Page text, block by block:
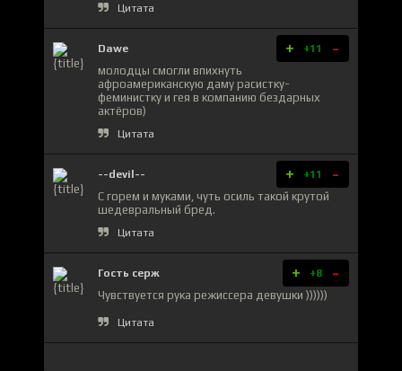
Цитата
Dawe + +11 -
молодцы смогли впихнуть
афроамериканскую даму расистку-
феминистку и гея в компанию бездарных
актёров)
Цитата
--devil-- + +11 -
С горем и муками, чуть осиль такой крутой
шедевральный бред.
Цитата
Гость серж + +8 -
Чувствуется рука режиссера девушки ))))))
Цитата